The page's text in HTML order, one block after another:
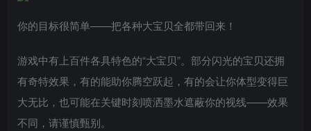
你的目标很简单——把各种大宝贝全都带回来！
游戏中有上百件各具特色的“大宝贝”。部分闪光的宝贝还拥
有奇特效果，有的能助你腾空跃起，有的会让你体型变得巨
大无比，也可能在关键时刻喷洒墨水遮蔽你的视线——效果
不同，请谨慎甄别。